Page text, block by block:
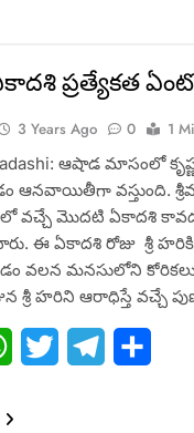
ప్రత్యేకత
3 Years Ago 0
1
ఆషాడ మాసంలో
ఆనవాయితీగా వస్తుంది.
వచ్చే మొదటి ఏకాదశి
ఈ ఏకాదశి రోజు శ్రీ
వలన మనసులోని
శ్రీ హరిని ఆరాధిస్తే వచ్చే
WhatsApp
Twitter Telegram